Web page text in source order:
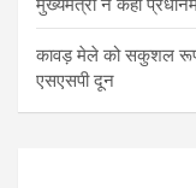
मुख्यमंत्री ने कहा
कावड़ मेले को सकुशल
एसएसपी दून